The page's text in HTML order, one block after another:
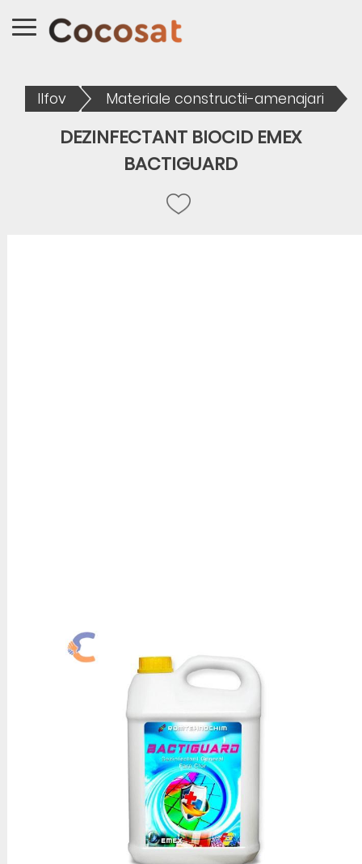
Ilfov Materiale constructii-amenajari
DEZINFECTANT BIOCID EMEX
BACTIGUARD